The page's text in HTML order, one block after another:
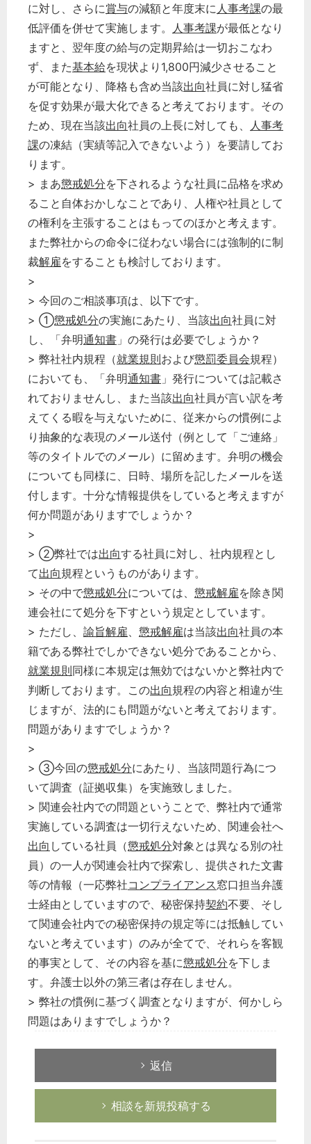
に対し、さらに賞与の減額と年度末に人事考課の最
低評価を併せて実施します。 人事考課が最低となり
ますと、翌年度の給与の定期昇給は一切おこなわ
ず、また基本給を現状より1,800円減少させること
が可能となり、降格も含め当該出向社員に対し猛省
を促す効果が最大化できると考えております。その
ため、現在当該出向社員の上長に対しても、 人事考
課の凍結（実績等記入できないよう）を要請してお
ります。
> まあ懲戒処分を下されるような社員に品格を求め
ること自体おかしなことであり、人権や社員として
の権利を主張することはもってのほかと考えます。
また弊社からの命令に従わない場合には強制的に制
裁解雇をすることも検討しております。
>
> 今回のご相談事項は、以下です。
> ①懲戒処分の実施にあたり、当該出向社員に対
し、「弁明通知書 」の発行は必要でしょうか？
> 弊社社内規程（就業規則および懲罰委員会規程）
においても、「弁明通知書 」発行については記載さ
れておりませんし、また当該出向社員が言い訳を考
えてくる暇を与えないために、従来からの慣例によ
り抽象的な表現のメール送付（例として「ご連絡」
等のタイトルでのメール）に留めます。弁明の機会
についても同様に、日時、場所を記したメールを送
付します。十分な情報提供をしていると考えますが
何か問題がありますでしょうか？
>
> ②弊社では出向する社員に対し、社内規程とし
て出向規程というものがあります。
> その中で懲戒処分については、 懲戒解雇を除き関
連会社にて処分を下すという規定としています。
> ただし、 諭旨解雇、 懲戒解雇は当該出向社員の本
籍である弊社でしかできない処分であることから、
就業規則同様に本規定は無効ではないかと弊社内で
判断しております。この出向規程の内容と相違が生
じますが、法的にも問題がないと考えております。
問題がありますでしょうか？
>
> ③今回の懲戒処分にあたり、当該問題行為につ
いて調査（証拠収集）を実施致しました。
> 関連会社内での問題ということで、弊社内で通常
実施している調査は一切行えないため、関連会社へ
出向 している社員（懲戒処分対象とは異なる別の社
員）の一人が関連会社内で探索し、提供された文書
等の情報（一応弊社コンプライアンス窓口担当弁護
士経由としていますので、秘密保持契約不要、そし
て関連会社内での秘密保持の規定等には抵触してい
ないと考えています）のみが全てで、それらを客観
的事実として、その内容を基に懲戒処分を下しま
す。弁護士以外の第三者は存在しません。
> 弊社の慣例に基づく調査となりますが、何かしら
問題はありますでしょうか？
返信
相談を新規投稿する
経営の知恵
総務の給湯室
秘書のノウハウ
次へ